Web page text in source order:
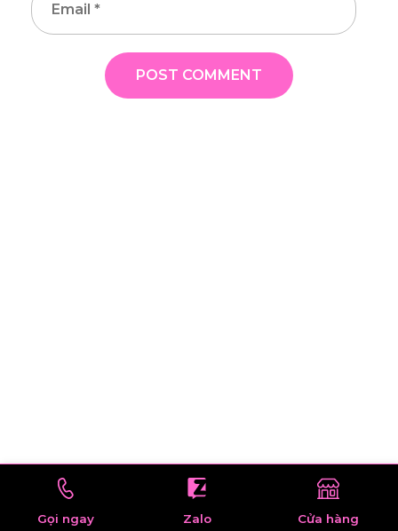
Gọi ngay Zalo Cửa hàng